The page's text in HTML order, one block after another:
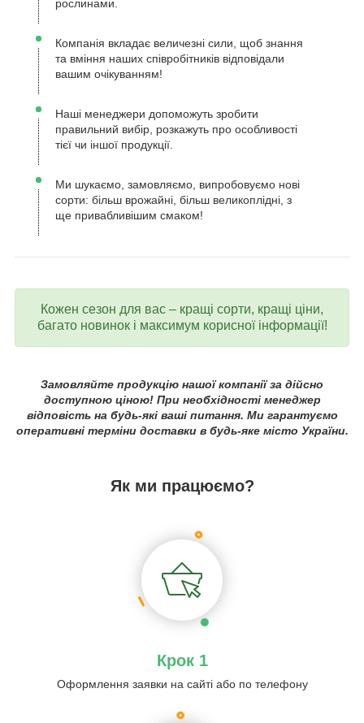
рослинами.
Компанія вкладає величезні сили, щоб знання
та вміння наших співробітників відповідали
вашим очікуванням!
Наші менеджери допоможуть зробити
правильний вибір, розкажуть про особливості
тієї чи іншої продукції.
Ми шукаємо, замовляємо, випробовуємо нові
сорти: більш врожайні, більш великоплідні, з
ще привабливішим смаком!
Кожен сезон для вас – кращі сорти, кращі ціни,
багато новинок і максимум корисної інформації!
Замовляйте продукцію нашої компанії за дійсно
доступною ціною! При необхідності менеджер
відповість на будь-які ваші питання. Ми гарантуємо
оперативні терміни доставки в будь-яке місто України.
Як ми працюємо?
Крок 1
Оформлення заявки на сайті або по телефону